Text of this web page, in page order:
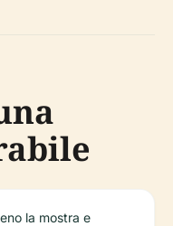
la mostra e